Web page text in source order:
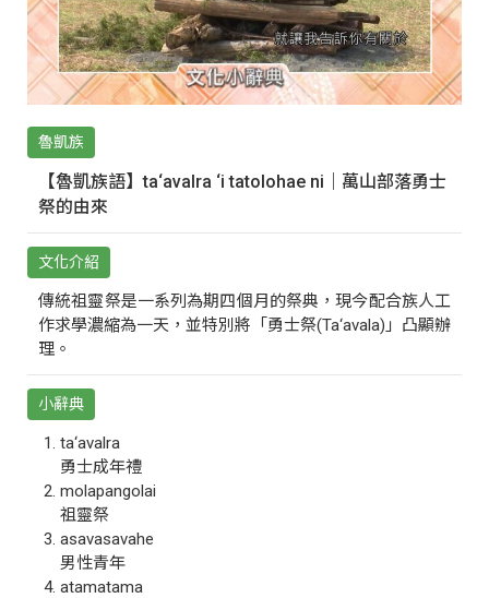
魯凱族
【魯凱族語】ta‘avalra ‘i tatolohae ni｜萬山部落勇士
祭的由來
文化介紹
傳統祖靈祭是一系列為期四個月的祭典，現今配合族人工
作求學濃縮為一天，並特別將「勇士祭(Ta‘avala)」凸顯辦
理。
小辭典
ta‘avalra
勇士成年禮
molapangolai
祖靈祭
asavasavahe
男性青年
atamatama